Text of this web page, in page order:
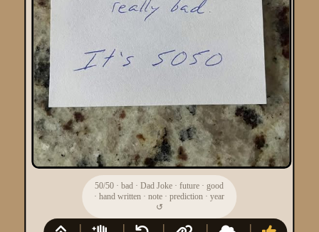
50/50 ·bad ·Dad Joke ·future ·good
·hand written ·note ·prediction ·year
↺